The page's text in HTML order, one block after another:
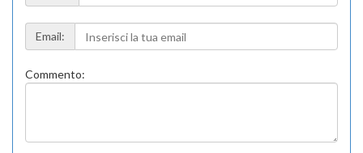
Email:
Commento: